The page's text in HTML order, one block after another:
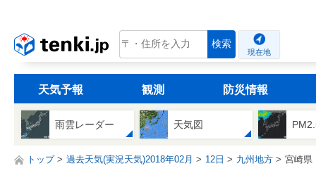
tenki.jp 検索
現在地
天気予報 観測 防災情報
雨雲レーダー 天気図
トップ 過去天気(実況天気)2018年02月 12日 九州地方 宮崎県